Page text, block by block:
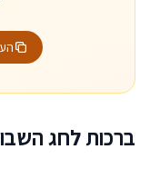
ברכות לחג